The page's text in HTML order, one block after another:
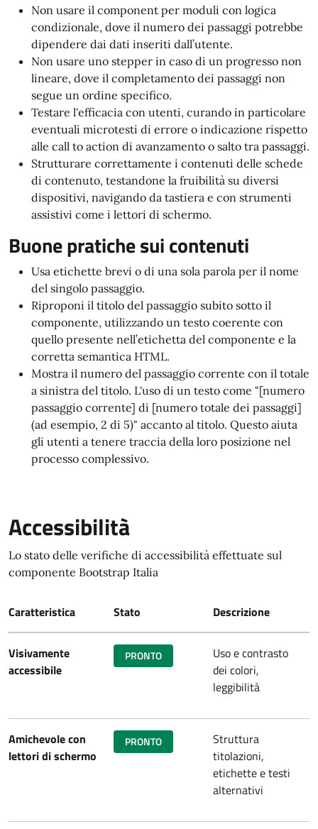
Non usare il component per moduli con logica
condizionale, dove il numero dei passaggi potrebbe
dipendere dai dati inseriti dall’utente.
Non usare uno stepper in caso di un progresso non
lineare, dove il completamento dei passaggi non
segue un ordine specifico.
Testare l'efficacia con utenti, curando in particolare
eventuali microtesti di errore o indicazione rispetto
alle call to action di avanzamento o salto tra passaggi.
Strutturare correttamente i contenuti delle schede
di contenuto, testandone la fruibilità su diversi
dispositivi, navigando da tastiera e con strumenti
assistivi come i lettori di schermo.
Buone pratiche sui contenuti
Usa etichette brevi o di una sola parola per il nome
del singolo passaggio.
Riproponi il titolo del passaggio subito sotto il
componente, utilizzando un testo coerente con
quello presente nell’etichetta del componente e la
corretta semantica HTML.
Mostra il numero del passaggio corrente con il totale
a sinistra del titolo. L'uso di un testo come "[numero
passaggio corrente] di [numero totale dei passaggi]
(ad esempio, 2 di 5)" accanto al titolo. Questo aiuta
gli utenti a tenere traccia della loro posizione nel
processo complessivo.
Accessibilità
Lo stato delle verifiche di accessibilità effettuate sul
componente Bootstrap Italia
Caratteristica Stato Descrizione
Visivamente
accessibile
PRONTO
Uso e contrasto
dei colori,
leggibilità
Amichevole con
lettori di schermo
PRONTO
Struttura
titolazioni,
etichette e testi
alternativi